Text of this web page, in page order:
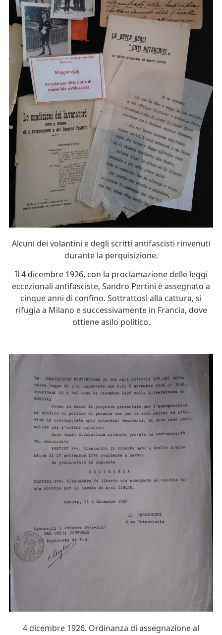
Alcuni dei volantini e degli scritti antifascisti rinvenuti
durante la perquisizione.
Il 4 dicembre 1926, con la proclamazione delle leggi
eccezionali antifasciste, Sandro Pertini è assegnato a
cinque anni di confino. Sottrattosi alla cattura, si
rifugia a Milano e successivamente in Francia, dove
ottiene asilo politico.
4 dicembre 1926. Ordinanza di assegnazione al